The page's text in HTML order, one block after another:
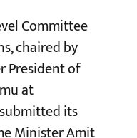
Committee
chaired by
President of
at
its
Minister Amit